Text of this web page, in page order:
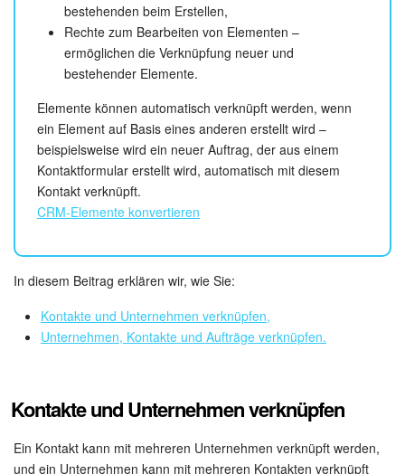
Bestandsverwaltung
Contact Center
Mitarbeiter-Widget
Marketing
Vertriebsstelle
BI-Builder
Automatisierung
Mitarbeiter
Onlineshop
bestehenden beim Erstellen,
Rechte zum Bearbeiten von Elementen –
ermöglichen die Verknüpfung neuer und
bestehender Elemente.
Elemente können automatisch verknüpft werden, wenn
ein Element auf Basis eines anderen erstellt wird –
beispielsweise wird ein neuer Auftrag, der aus einem
Kontaktformular erstellt wird, automatisch mit diesem
Kontakt verknüpft.
CRM-Elemente konvertieren
In diesem Beitrag erklären wir, wie Sie:
Kontakte und Unternehmen verknüpfen,
Unternehmen, Kontakte und Aufträge verknüpfen.
Kontakte und Unternehmen verknüpfen
Ein Kontakt kann mit mehreren Unternehmen verknüpft werden,
und ein Unternehmen kann mit mehreren Kontakten verknüpft